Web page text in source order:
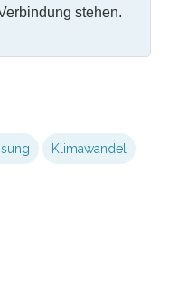
stehen.
Klimawandel